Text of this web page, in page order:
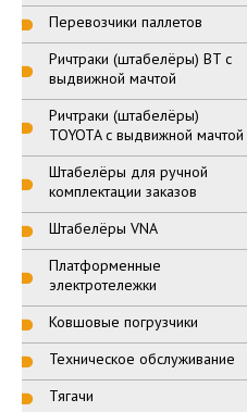
Перевозчики паллетов
Ричтраки (штабелёры) BT с
выдвижной мачтой
Ричтраки (штабелёры)
TOYOTA с выдвижной мачтой
Штабелёры для ручной
комплектации заказов
Штабелёры VNA
Платформенные
электротележки
Ковшовые погрузчики
Техническое обслуживание
Тягачи